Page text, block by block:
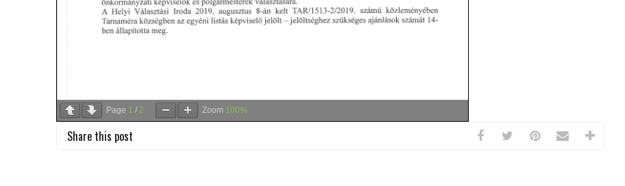
Page 1 / 2 Zoom 100%
Share this post